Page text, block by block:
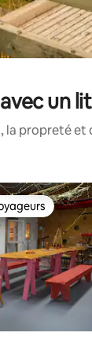
un
propreté
parmi les